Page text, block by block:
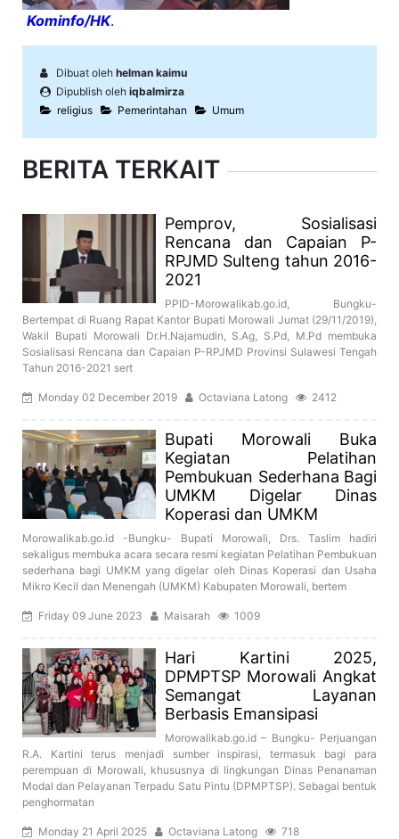
Kominfo/HK.
Dibuat oleh helman kaimu
Dipublish oleh iqbalmirza
religius
Pemerintahan Umum
BERITA TERKAIT
Pemprov, Sosialisasi
Rencana dan Capaian P-
RPJMD Sulteng tahun 2016-
2021
PPID-Morowalikab.go.id, Bungku-
Bertempat di Ruang Rapat Kantor Bupati Morowali Jumat (29/11/2019),
Wakil Bupati Morowali Dr.H.Najamudin, S.Ag, S.Pd, M.Pd membuka
Sosialisasi Rencana dan Capaian P-RPJMD Provinsi Sulawesi Tengah
Tahun 2016-2021 sert
Monday 02 December 2019 Octaviana Latong 2412
Bupati Morowali Buka
Kegiatan Pelatihan
Pembukuan Sederhana Bagi
UMKM Digelar Dinas
Koperasi dan UMKM
Morowalikab.go.id -Bungku- Bupati Morowali, Drs. Taslim hadiri
sekaligus membuka acara secara resmi kegiatan Pelatihan Pembukuan
sederhana bagi UMKM yang digelar oleh Dinas Koperasi dan Usaha
Mikro Kecil dan Menengah (UMKM) Kabupaten Morowali, bertem
Friday 09 June 2023 Maisarah 1009
Hari Kartini 2025,
DPMPTSP Morowali Angkat
Semangat Layanan
Berbasis Emansipasi
Morowalikab.go.id – Bungku- Perjuangan
R.A. Kartini terus menjadi sumber inspirasi, termasuk bagi para
perempuan di Morowali, khususnya di lingkungan Dinas Penanaman
Modal dan Pelayanan Terpadu Satu Pintu (DPMPTSP). Sebagai bentuk
penghormatan
Monday 21 April 2025 Octaviana Latong 718